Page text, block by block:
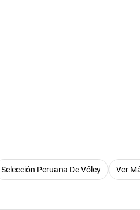
Selección Peruana De Vóley Ver